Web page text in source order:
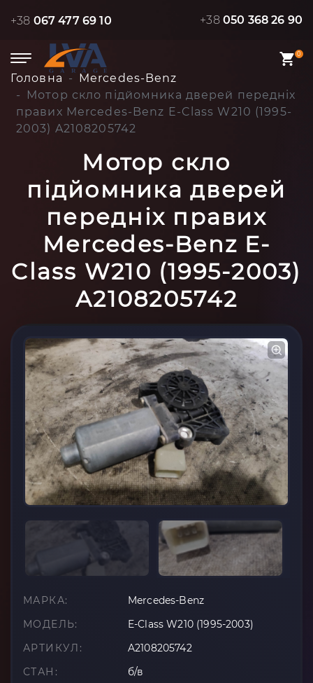
+38 067 477 69 10 +38 050 368 26 90
0
Головна
Mercedes-Benz
Мотор скло підйомника дверей передніх
правих Mercedes-Benz E-Class W210 (1995-
2003) A2108205742
Мотор скло
підйомника дверей
передніх правих
Mercedes-Benz E-
Class W210 (1995-2003)
A2108205742
МАРКА:
Mercedes-Benz
МОДЕЛЬ:
E-Class W210 (1995-2003)
АРТИКУЛ:
A2108205742
СТАН:
б/в